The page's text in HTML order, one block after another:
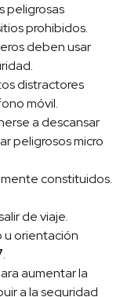
peligrosas
prohibidos.
deben usar
distractores
móvil.
a descansar
peligrosos micro
constituidos.
de viaje.
u orientación
.
aumentar la
a la seguridad